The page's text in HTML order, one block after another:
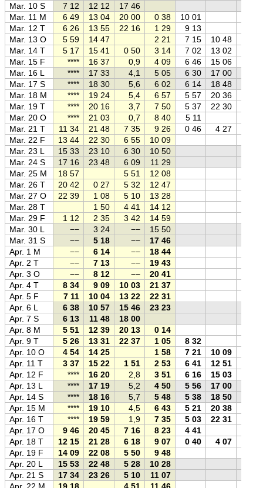
Mar. 10 S
7 12 12 12
17 46
Mar. 11 M
6 49 13 04 20 00 0 38
10 01
Mar. 12 T
6 26 13 55 22 16 1 29
9 13
Mar. 13 O
5 59 14 47 2 21 7 15
10 48
Mar. 14 T
5 17 15 41 0 50 3 14 7 02
13 02
Mar. 15 F
**** 16 37 0,9 4 09 6 46
15 06
Mar. 16 L
**** 17 33 4,1 5 05 6 30
17 00
Mar. 17 S
**** 18 30 5,6 6 02 6 14
18 48
Mar. 18 M
**** 19 24 5,4 6 57 5 57
20 36
Mar. 19 T
**** 20 16 3,7 7 50 5 37
22 30
Mar. 20 O
**** 21 03 0,7 8 40
5 11
Mar. 21 T
11 34 21 48 7 35 9 26 0 46
4 27
Mar. 22 F
13 44 22 30 6 55
10 09
Mar. 23 L
15 33 23 10 6 30
10 50
Mar. 24 S
17 16 23 48 6 09
11 29
Mar. 25 M
18 57 5 51
12 08
Mar. 26 T
20 42 0 27 5 32
12 47
Mar. 27 O
22 39 1 08 5 10
13 28
Mar. 28 T
1 50 4 41
14 12
Mar. 29 F
1 12 2 35 3 42
14 59
Mar. 30 L
−− 3 24 −−
15 50
Mar. 31 S
−− 5 18 −−
17 46
Apr. 1 M
−− 6 14 −−
18 44
Apr. 2 T
−− 7 13 −−
19 43
Apr. 3 O
−− 8 12 −−
20 41
Apr. 4 T
8 34 9 09 10 03
21 37
Apr. 5 F
7 11 10 04 13 22
22 31
Apr. 6 L
6 38 10 57 15 46
23 23
Apr. 7 S
6 13 11 48
18 00
Apr. 8 M
5 51 12 39 20 13
0 14
Apr. 9 T
5 26 13 31 22 37 1 05
8 32
Apr. 10 O
4 54 14 25 1 58 7 21
10 09
Apr. 11 T
3 37 15 22 1 51 2 53 6 41
12 51
Apr. 12 F
**** 16 20 2,8 3 51 6 16
15 03
Apr. 13 L
**** 17 19 5,2 4 50 5 56
17 00
Apr. 14 S
**** 18 16 5,7 5 48 5 38
18 50
Apr. 15 M
**** 19 10 4,5 6 43 5 21
20 38
Apr. 16 T
**** 19 59 1,9 7 35 5 03
22 31
Apr. 17 O
9 46 20 45 7 16 8 23
4 41
Apr. 18 T
12 15 21 28 6 18 9 07 0 40
4 07
Apr. 19 F
14 09 22 08 5 50
9 48
Apr. 20 L
15 53 22 48 5 28
10 28
Apr. 21 S
17 34 23 26 5 10
11 07
Apr. 22 M
19 18 4 51 11 46